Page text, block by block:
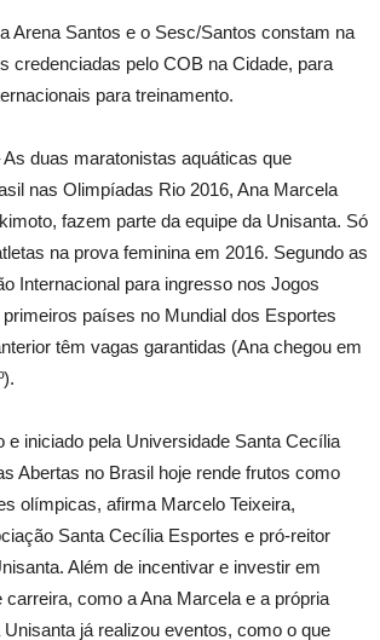
Arena Santos e o Sesc/Santos constam na
credenciadas pelo COB na Cidade, para
para treinamento.
duas maratonistas aquáticas que
nas Olimpíadas Rio 2016, Ana Marcela
fazem parte da equipe da Unisanta. Só
na prova feminina em 2016. Segundo as
Internacional para ingresso nos Jogos
países no Mundial dos Esportes
têm vagas garantidas (Ana chegou em
e iniciado pela Universidade Santa Cecília
Abertas no Brasil hoje rende frutos como
olímpicas, afirma Marcelo Teixeira,
Santa Cecília Esportes e pró-reitor
Além de incentivar e investir em
como a Ana Marcela e a própria
já realizou eventos, como o que